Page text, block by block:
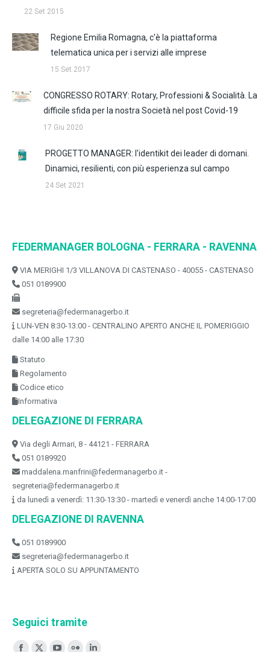
22 Set 2015
Regione Emilia Romagna, c'è la piattaforma
telematica unica per i servizi alle imprese
15 Set 2017
CONGRESSO ROTARY: Rotary, Professioni & Socialità. La
difficile sfida per la nostra Società nel post Covid-19
17 Giu 2020
PROGETTO MANAGER: l'identikit dei leader di domani.
Dinamici, resilienti, con più esperienza sul campo
24 Set 2021
FEDERMANAGER BOLOGNA - FERRARA - RAVENNA
VIA MERIGHI 1/3 VILLANOVA DI CASTENASO - 40055 - CASTENASO
051 0189900
segreteria@federmanagerbo.it
LUN-VEN 8:30-13:00 - CENTRALINO APERTO ANCHE IL POMERIGGIO
dalle 14:00 alle 17:30
Statuto
Regolamento
Codice etico
Informativa
DELEGAZIONE DI FERRARA
Via degli Armari, 8 - 44121 - FERRARA
051 0189920
maddalena.manfrini@federmanagerbo.it -
segreteria@federmanagerbo.it
da lunedì a venerdì: 11:30-13:30 - martedì e venerdì anche 14:00-17:00
DELEGAZIONE DI RAVENNA
051 0189900
segreteria@federmanagerbo.it
APERTA SOLO SU APPUNTAMENTO
Seguici tramite
Ci puoi trovare su: